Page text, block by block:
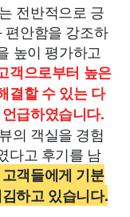
전반적으로 긍
편안함을 강조하
높이 평가하고
객으로부터 높은
결할 수 있는 다
급하였습니다.
의 객실을 경험
다고 후기를 남
객들에게 기분
하고 있습니다.